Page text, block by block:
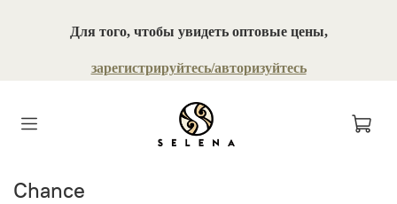
Для того, чтобы увидеть оптовые цены,
зарегистрируйтесь/авторизуйтесь
Chance